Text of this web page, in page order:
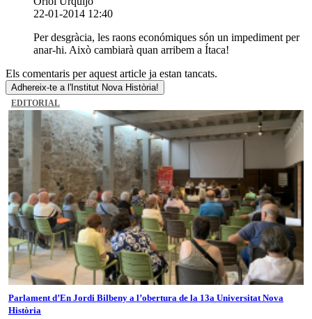
22-01-2014 12:40
Per desgràcia, les raons económiques són un impediment per
anar-hi. Això cambiarà quan arribem a Ítaca!
Els comentaris per aquest article ja estan tancats.
Adhereix-te a l'Institut Nova Història!
EDITORIAL
Parlament d’En Jordi Bilbeny a l’obertura de la 13a Universitat Nova
Història